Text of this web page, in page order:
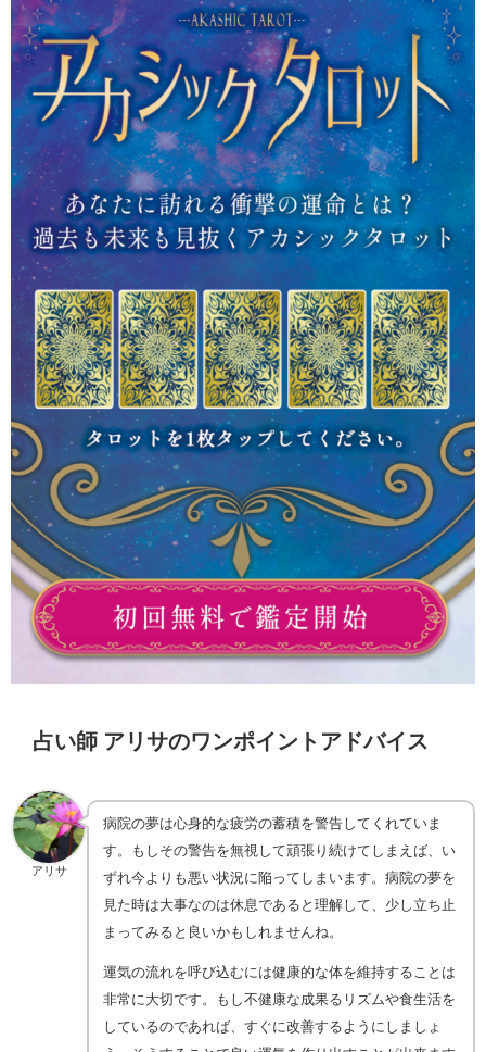
占い師 アリサのワンポイントアドバイス
アリサ
病院の夢は心身的な疲労の蓄積を警告してくれていま
す。もしその警告を無視して頑張り続けてしまえば、い
ずれ今よりも悪い状況に陥ってしまいます。病院の夢を
見た時は大事なのは休息であると理解して、少し立ち止
まってみると良いかもしれませんね。
運気の流れを呼び込むには健康的な体を維持することは
非常に大切です。もし不健康な成果るリズムや食生活を
しているのであれば、すぐに改善するようにしましょ